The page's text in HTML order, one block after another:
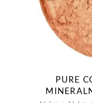
PURE